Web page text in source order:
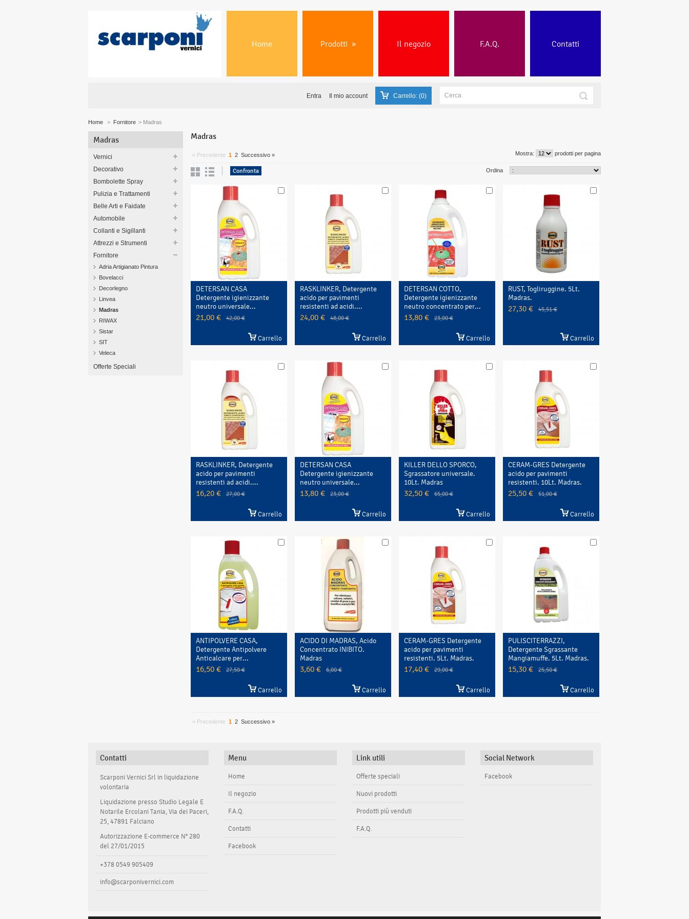
Entra Il mio account Carrello: (0)
Home Prodotti » Il negozio F.A.Q. Contatti
Home > Fornitore > Madras
Madras
Vernici
Decorativo
Bombolette Spray
Pulizia e Trattamenti
Belle Arti e Faidate
Automobile
Collanti e Sigillanti
Attrezzi e Strumenti
Fornitore
Adria Artigianato Pintura
Bovelacci
Decorlegno
Linvea
Madras
RIWAX
Sistar
SIT
Veleca
Offerte Speciali
Madras
« Precedente 1 2 Successivo » Mostra: prodotti per pagina
Ordina
DETERSAN CASA
Detergente igienizzante
neutro universale...
21,00 € 42,00 €
Carrello
RASKLINKER, Detergente
acido per pavimenti
resistenti ad acidi....
24,00 € 48,00 €
Carrello
DETERSAN COTTO,
Detergente igienizzante
neutro concentrato per...
13,80 € 23,00 €
Carrello
RUST, Togliruggine. 5Lt.
Madras.
27,30 € 45,51 €
Carrello
RASKLINKER, Detergente
acido per pavimenti
resistenti ad acidi....
16,20 € 27,00 €
Carrello
DETERSAN CASA
Detergente igienizzante
neutro universale...
13,80 € 23,00 €
Carrello
KILLER DELLO SPORCO,
Sgrassatore universale.
10Lt. Madras
32,50 € 65,00 €
Carrello
CERAM-GRES Detergente
acido per pavimenti
resistenti. 10Lt. Madras.
25,50 € 51,00 €
Carrello
ANTIPOLVERE CASA,
Detergente Antipolvere
Anticalcare per...
16,50 € 27,50 €
Carrello
ACIDO DI MADRAS, Acido
Concentrato INIBITO.
Madras
3,60 € 6,00 €
Carrello
CERAM-GRES Detergente
acido per pavimenti
resistenti. 5Lt. Madras.
17,40 € 29,00 €
Carrello
PULISCITERRAZZI,
Detergente Sgrassante
Mangiamuffe. 5Lt. Madras.
15,30 € 25,50 €
Carrello
« Precedente 1 2 Successivo »
Contatti
Scarponi Vernici Srl in liquidazione
volontaria
Liquidazione presso Studio Legale E
Notarile Ercolani Tania, Via dei Paceri,
25, 47891 Falciano
Autorizzazione E-commerce N° 280
del 27/01/2015
+378 0549 905409
info@scarponivernici.com
Menu
Home
Il negozio
F.A.Q.
Contatti
Facebook
Link utili
Offerte speciali
Nuovi prodotti
Prodotti più venduti
F.A.Q.
Social Network
Facebook